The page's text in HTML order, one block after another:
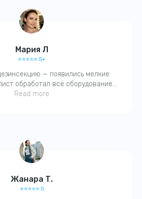
Мария Л
⭐️⭐️⭐️⭐️⭐️ 5+
— появились мелкие
обработал всё оборудование,
день — чисто. Спасибо,
Read more
Жанара Т.
⭐️⭐️⭐️⭐️⭐️ 5